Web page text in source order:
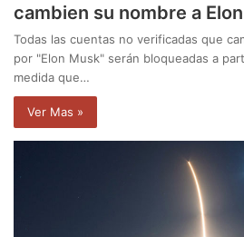
cambien su nombre a
Todas las cuentas no verificadas que
por "Elon Musk" serán bloqueadas a
medida que…
Ver Mas »